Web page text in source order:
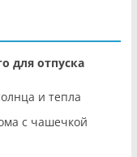
для отпуска
и тепла
с чашечкой